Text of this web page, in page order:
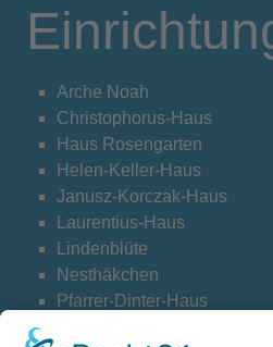
Arche Noah
Christophorus-Haus
Haus Rosengarten
Helen-Keller-Haus
Janusz-Korczak-Haus
Laurentius-Haus
Lindenblüte
Nesthäkchen
Pfarrer-Dinter-Haus